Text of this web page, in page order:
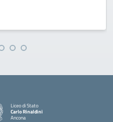
Liceo di Stato
Carlo Rinaldini
Ancona